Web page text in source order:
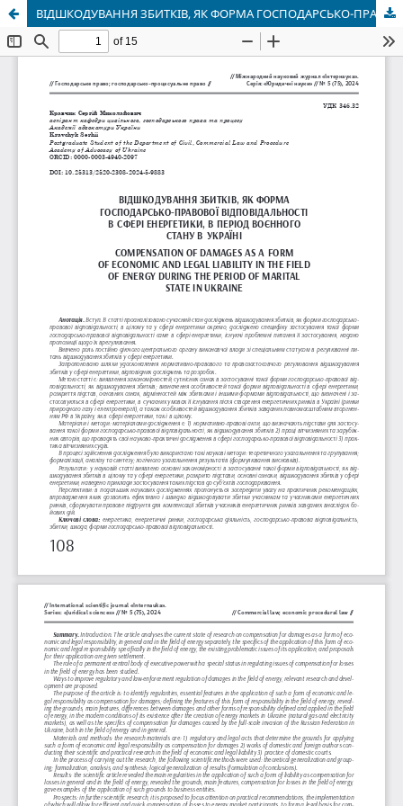
ВІДШКОДУВАННЯ ЗБИТКІВ, ЯК ФОРМА ГОСПОДАРСЬКО-ПРАВОВОЇ ВІДПОВІДАЛЬНОСТІ В СФЕРІ ЕНЕРГЕТИКИ, В ПЕРІОД ВОЄННОГО СТАНУ В УКРАЇНІ